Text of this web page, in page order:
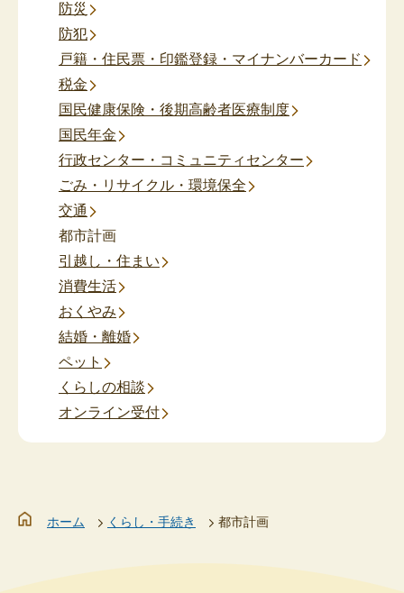
防災
防犯
戸籍・住民票・印鑑登録・マイナンバーカード
税金
国民健康保険・後期高齢者医療制度
国民年金
行政センター・コミュニティセンター
ごみ・リサイクル・環境保全
交通
都市計画
引越し・住まい
消費生活
おくやみ
結婚・離婚
ペット
くらしの相談
オンライン受付
ホーム くらし・手続き 都市計画